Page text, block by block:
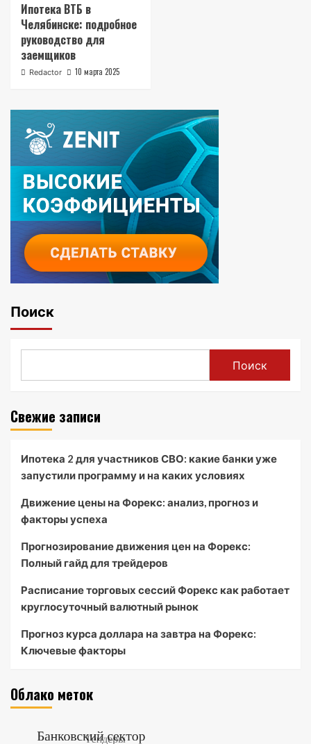
Ипотека ВТБ в
Челябинске: подробное
руководство для
заемщиков
Redactor 10 марта 2025
Поиск
Поиск
Свежие записи
Ипотека 2 для участников СВО: какие банки уже
запустили программу и на каких условиях
Движение цены на Форекс: анализ, прогноз и
факторы успеха
Прогнозирование движения цен на Форекс:
Полный гайд для трейдеров
Расписание торговых сессий Форекс как работает
круглосуточный валютный рынок
Прогноз курса доллара на завтра на Форекс:
Ключевые факторы
Облако меток